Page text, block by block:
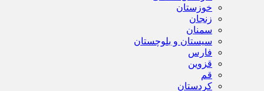
خوزستان
زنجان
سمنان
سیستان و بلوچستان
فارس
قزوین
قم
کردستان